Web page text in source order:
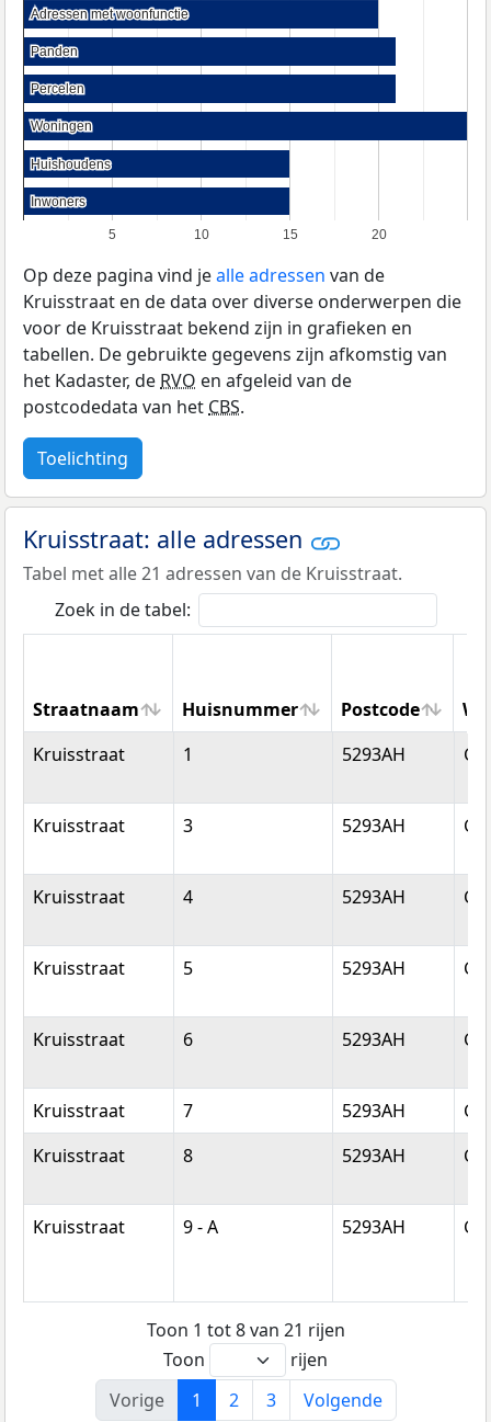
5 10 15 20
Adressen met woonfunctie
Adressen met woonfunctie
Panden
Panden
Percelen
Percelen
Woningen
Woningen
Huishoudens
Huishoudens
Inwoners
Inwoners
Op deze pagina vind jealle adressen van de
Kruisstraat en de data over diverse onderwerpen die
voor de Kruisstraat bekend zijn in grafieken en
tabellen. De gebruikte gegevens zijn afkomstig van
het Kadaster, deRVO en afgeleid van de
postcodedata van hetCBS.
Toelichting
Kruisstraat: alle adressen
Tabel met alle 21 adressen van de Kruisstraat.
Zoek in de tabel:
Straatnaam Huisnummer Postcode
Straatnaam
Huisnummer Postcode
Kruisstraat 1 5293AH
Kruisstraat 3 5293AH
Kruisstraat 4 5293AH
Kruisstraat 5 5293AH
Kruisstraat 6 5293AH
Kruisstraat 7 5293AH
Kruisstraat
8 5293AH
Kruisstraat 9 - A 5293AH
Toon 1 tot 8 van 21 rijen
Toon
rijen
Vorige
1 2 3 Volgende